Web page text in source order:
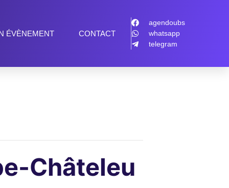
ÉVÈNEMENT CONTACT
agendoubs
whatsapp
telegram
Châteleu